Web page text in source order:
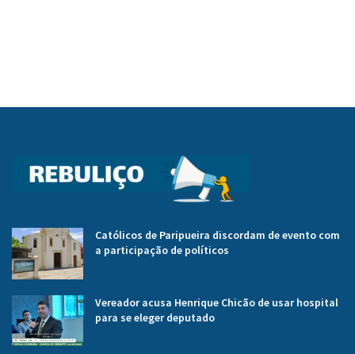
Católicos de Paripueira discordam de evento com
a participação de políticos
Vereador acusa Henrique Chicão de usar hospital
para se eleger deputado